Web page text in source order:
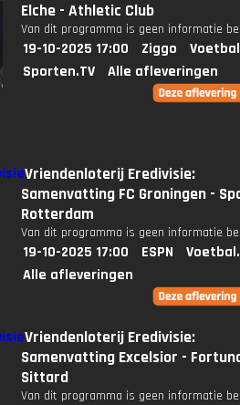
Elche - Athletic Club
Van dit programma is geen informatie
19-10-2025 17:00 Ziggo
Sporten.TV
Alle afleveringen
Vriendenloterij Eredivisie:
Samenvatting FC Groningen -
Rotterdam
Van dit programma is geen informatie
19-10-2025 17:00 ESPN
Alle afleveringen
Vriendenloterij Eredivisie:
Samenvatting Excelsior -
Sittard
Van dit programma is geen informatie